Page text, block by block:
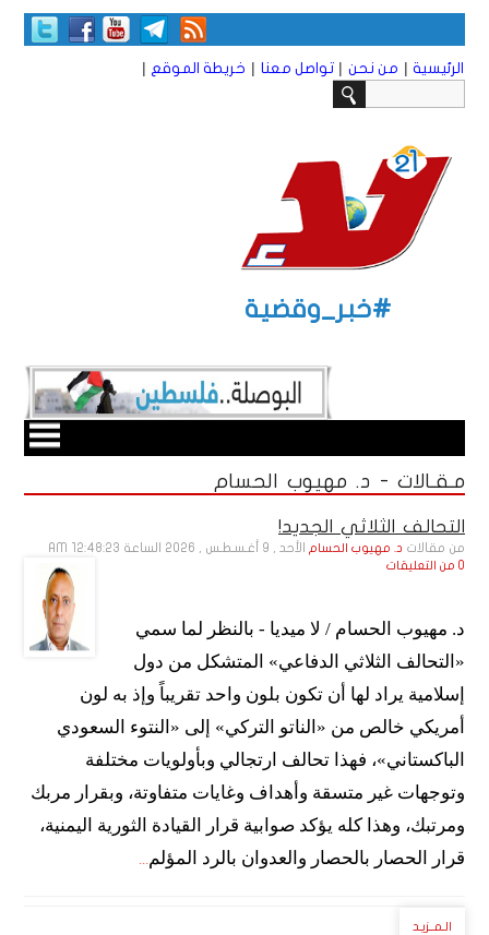
الرئيسية | من نحن | تواصل معنا | خريطة الموقع |
#خبر_وقضية
مـقـالات - د. مهيوب الحسام
التحالف الثلاثي الجديد!
من مقالات د. مهيوب الحسام الأحد , 9 أغـسـطـس , 2026 الساعة 12:48:23 AM
0 من التعليقات
د. مهيوب الحسام / لا ميديا - بالنظر لما سمي
«التحالف الثلاثي الدفاعي» المتشكل من دول
إسلامية يراد لها أن تكون بلون واحد تقريباً وإذ به لون
أمريكي خالص من «الناتو التركي» إلى «النتوء السعودي
الباكستاني»، فهذا تحالف ارتجالي وبأولويات مختلفة
وتوجهات غير متسقة وأهداف وغايات متفاوتة، وبقرار مربك
ومرتبك، وهذا كله يؤكد صوابية قرار القيادة الثورية اليمنية،
قرار الحصار بالحصار والعدوان بالرد المؤلم
الـمــزيـد